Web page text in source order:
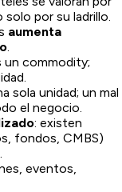
por su ladrillo.
aumenta
.
un commodity;
sola unidad; un mal
el negocio.
: existen
fondos, CMBS)
eventos,